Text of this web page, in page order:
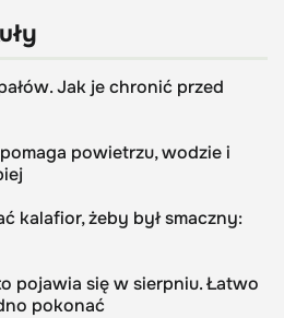
Jak je chronić przed
powietrzu, wodzie i
kalafior, żeby był smaczny:
pojawia się w sierpniu. Łatwo
pokonać